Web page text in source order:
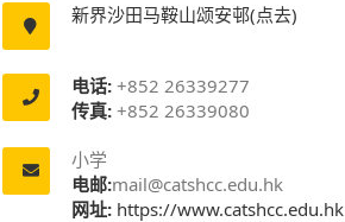
新界沙田马鞍山颂安邨(点去)
电话: +852 26339277
传真: +852 26339080
小学
电邮:mail@catshcc.edu.hk
网址: https://www.catshcc.edu.hk